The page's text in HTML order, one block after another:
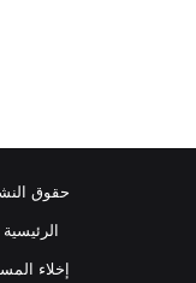
حقوق النشر
الرئيسية
إخلاء